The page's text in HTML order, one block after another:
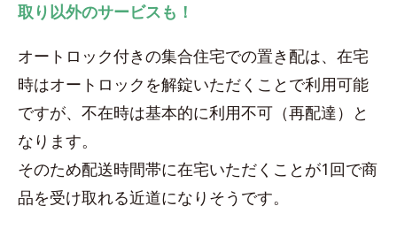
取り以外のサービスも！
オートロック付きの集合住宅での置き配は、在宅
時はオートロックを解錠いただくことで利用可能
ですが、不在時は基本的に利用不可（再配達）と
なります。
そのため配送時間帯に在宅いただくことが1回で商
品を受け取れる近道になりそうです。